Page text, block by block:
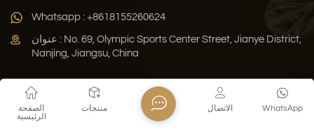
Whatsapp : +8618155260624
عنوان : No. 69, Olympic Sports Center Street, Jianye District,
Nanjing, Jiangsu, China
Xml سياسة الخصوصية المدونة
خريطة الموقع
حقوق النشر © 2026 Jiangsu Xinghuo Technology Co., Ltd. جميع
الصفحة
الرئيسية
منتجات WhatsApp الاتصال